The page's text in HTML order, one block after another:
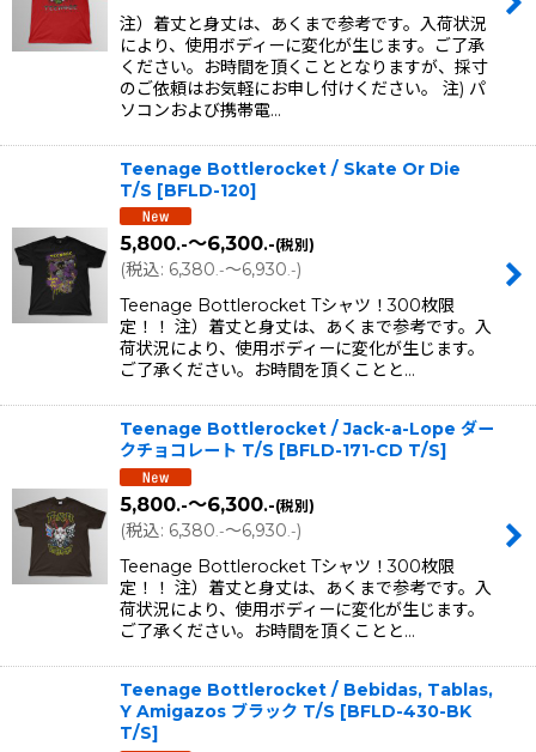
注）着丈と身丈は、あくまで参考です。入荷状況
により、使用ボディーに変化が生じます。ご了承
ください。お時間を頂くこととなりますが、採寸
のご依頼はお気軽にお申し付けください。 注) パ
ソコンおよび携帯電…
Teenage Bottlerocket / Skate Or Die
T/S [BFLD-120]
5,800.-～6,300.-(税別)
(税込: 6,380.-～6,930.-)
Teenage Bottlerocket Tシャツ！300枚限
定！！ 注）着丈と身丈は、あくまで参考です。入
荷状況により、使用ボディーに変化が生じます。
ご了承ください。お時間を頂くことと…
Teenage Bottlerocket / Jack-a-Lope ダー
クチョコレート T/S [BFLD-171-CD T/S]
5,800.-～6,300.-(税別)
(税込: 6,380.-～6,930.-)
Teenage Bottlerocket Tシャツ！300枚限
定！！ 注）着丈と身丈は、あくまで参考です。入
荷状況により、使用ボディーに変化が生じます。
ご了承ください。お時間を頂くことと…
Teenage Bottlerocket / Bebidas, Tablas,
Y Amigazos ブラック T/S [BFLD-430-BK
T/S]